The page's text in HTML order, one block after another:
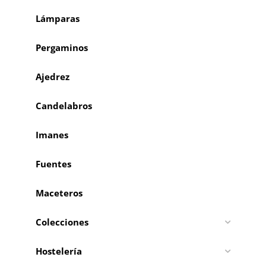
Lámparas
Pergaminos
Ajedrez
Candelabros
Imanes
Fuentes
Maceteros
Colecciones
Hostelería